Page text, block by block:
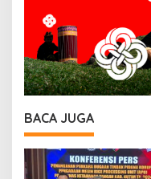
BACA JUGA